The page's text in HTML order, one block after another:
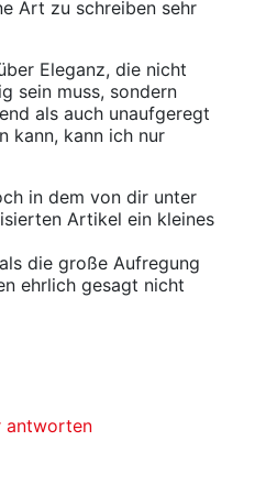
Art zu schreiben sehr
Eleganz, die nicht
sein muss, sondern
als auch unaufgeregt
kann, kann ich nur
in dem von dir unter
Artikel ein kleines
die große Aufregung
ehrlich gesagt nicht
antworten